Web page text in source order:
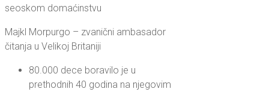
seoskom domaćinstvu
Majkl Morpurgo – zvanični ambasador
čitanja u Velikoj Britaniji
80.000 dece boravilo je u
prethodnih 40 godina na njegovim